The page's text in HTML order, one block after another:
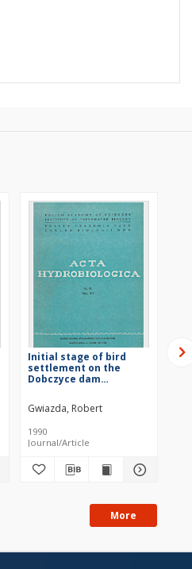
Initial stage of bird
settlement on the
Dobczyce dam
basin, southern Poland)
Gwiazda, Robert
1990
Journal/Article
More